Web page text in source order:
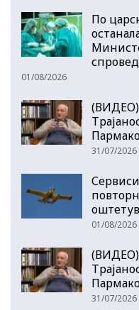
По
01/08/2026
(ВИДЕО)
31/07/2026
01/08/2026
(ВИДЕО)
31/07/2026